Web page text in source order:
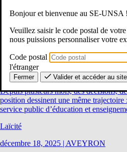
Consultez nos autres actualités
1er degré, 2d degré, Laïcité
février 13, 2026|AVEYRON
Public Privé : STOP au glissement !
Depuis plusieurs mois, des décisions,
position dessinent une même
service public d’éducation et
Laïcité
décembre 18, 2025 | AVEYRON
Bonjour et bienvenue au SE-UNSA !
Veuillez saisir le code postal de
nous puissions personnaliser votre
Code postal
l'étranger
Fermer Valider et accéder au site